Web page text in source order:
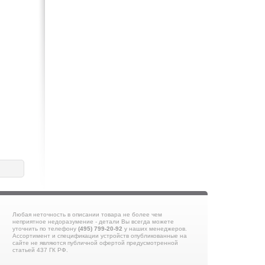
Любая неточность в описании товара не более чем
неприятное недоразумение - детали Вы всегда можете
уточнить по телефону (495) 799-20-92 у наших менеджеров.
Ассортимент и спецификации устройств опубликованные на
сайте не являются публичной офертой предусмотренной
статьей 437 ГК РФ.